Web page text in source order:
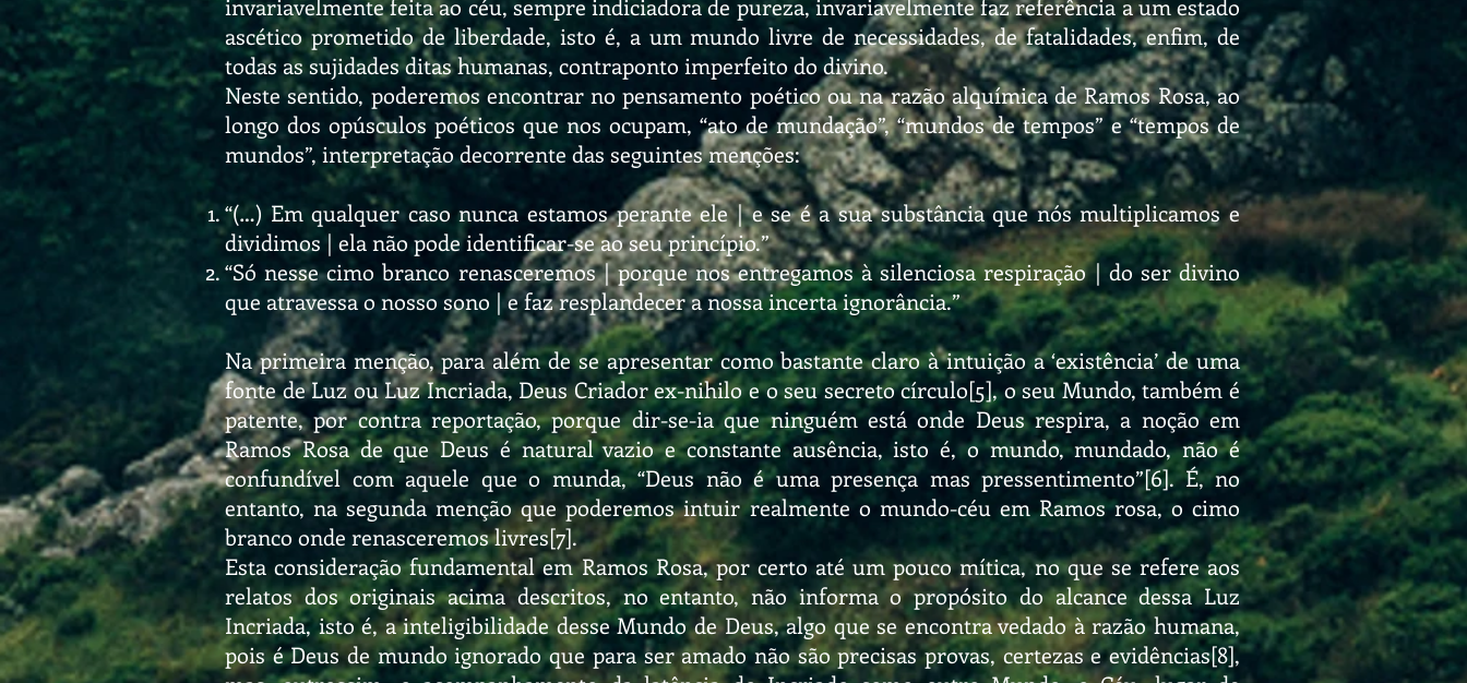
invariavelmente feita ao céu, sempre indiciadora de pureza, invariavelmente faz referência a um estado
ascético prometido de liberdade, isto é, a um mundo livre de necessidades, de fatalidades, enfim, de
todas as sujidades ditas humanas, contraponto imperfeito do divino.
Neste sentido, poderemos encontrar no pensamento poético ou na razão alquímica de Ramos Rosa, ao
longo dos opúsculos poéticos que nos ocupam, “ato de mundação”, “mundos de tempos” e “tempos de
mundos”, interpretação decorrente das seguintes menções:
“(…) Em qualquer caso nunca estamos perante ele | e se é a sua substância que nós multiplicamos e
dividimos | ela não pode identificar-se ao seu princípio.”
“Só nesse cimo branco renasceremos | porque nos entregamos à silenciosa respiração | do ser divino
que atravessa o nosso sono | e faz resplandecer a nossa incerta ignorância.”
Na primeira menção, para além de se apresentar como bastante claro à intuição a ‘existência’ de uma
fonte de Luz ou Luz Incriada, Deus Criador ex-nihilo e o seu secreto círculo[5], o seu Mundo, também é
patente, por contra reportação, porque dir-se-ia que ninguém está onde Deus respira, a noção em
Ramos Rosa de que Deus é natural vazio e constante ausência, isto é, o mundo, mundado, não é
confundível com aquele que o munda, “Deus não é uma presença mas pressentimento”[6]. É, no
entanto, na segunda menção que poderemos intuir realmente o mundo-céu em Ramos rosa, o cimo
branco onde renasceremos livres[7].
Esta consideração fundamental em Ramos Rosa, por certo até um pouco mítica, no que se refere aos
relatos dos originais acima descritos, no entanto, não informa o propósito do alcance dessa Luz
Incriada, isto é, a inteligibilidade desse Mundo de Deus, algo que se encontra vedado à razão humana,
pois é Deus de mundo ignorado que para ser amado não são precisas provas, certezas e evidências[8],